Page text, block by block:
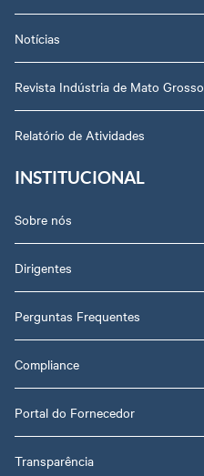
Notícias
Revista Indústria de Mato Grosso
Relatório de Atividades
INSTITUCIONAL
Sobre nós
Dirigentes
Perguntas Frequentes
Compliance
Portal do Fornecedor
Transparência